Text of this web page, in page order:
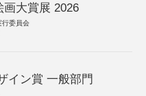
画大賞展 2026
行委員会
イン賞 一般部門